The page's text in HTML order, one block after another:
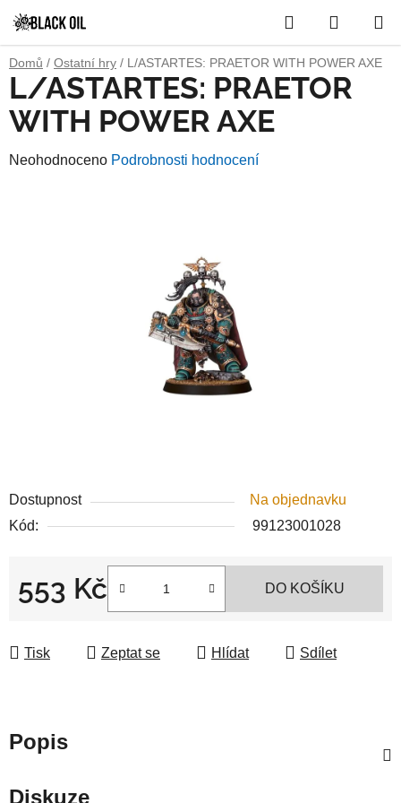
na
obsah
Hledat
KOŠÍK
Domů / Ostatní hry / L/ASTARTES: PRAETOR WITH POWER AXE
Dostupnost
Na objednavku
Kód:
99123001028
553 Kč DO KOŠÍKU
Tisk Zeptat se Hlídat Sdílet
L/ASTARTES: PRAETOR
WITH POWER AXE
Průměrné
Neohodnoceno Podrobnosti hodnocení
Popis
Diskuze